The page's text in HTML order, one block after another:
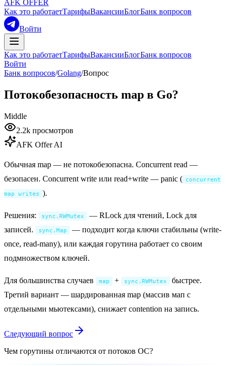
AFK OFFER
Как это работаетТарифыВакансииБлогБанк вопросов
Войти
Как это работаетТарифыВакансииБлогБанк вопросов
Войти
Банк вопросов/Golang/Вопрос
Потокобезопасность map в Go?
Middle
2.2k просмотров
AFK Offer AI
Обычная map — не потокобезопасна. Concurrent read —
безопасен. Concurrent write или read+write — panic ( concurrent
map writes ).
Решения: sync.RWMutex
— RLock для чтений, Lock для
записей.
sync.Map
— подходит когда ключи стабильны (write-
once, read-many), или каждая горутина работает со своим
подмножеством ключей.
Для большинства случаев map + sync.RWMutex
быстрее.
Третий вариант — шардированная map (массив мап с
отдельными мьютексами), снижает contention на запись.
Следующий вопрос
Чем горутины отличаются от потоков ОС?